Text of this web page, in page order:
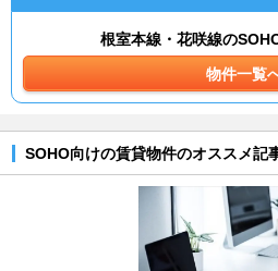
根室本線・花咲線の
物件一覧
SOHO向けの賃貸物件のオススメ記